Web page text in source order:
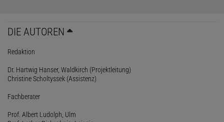
DIE AUTOREN
Redaktion
Dr. Hartwig Hanser, Waldkirch (Projektleitung)
Christine Scholtyssek (Assistenz)
Fachberater
Prof. Albert Ludolph, Ulm